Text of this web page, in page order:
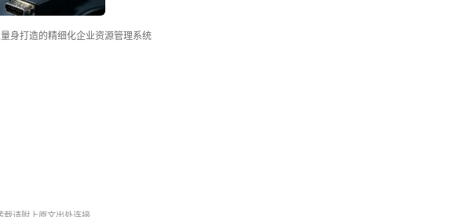
身打造的精细化企业资源管理系统